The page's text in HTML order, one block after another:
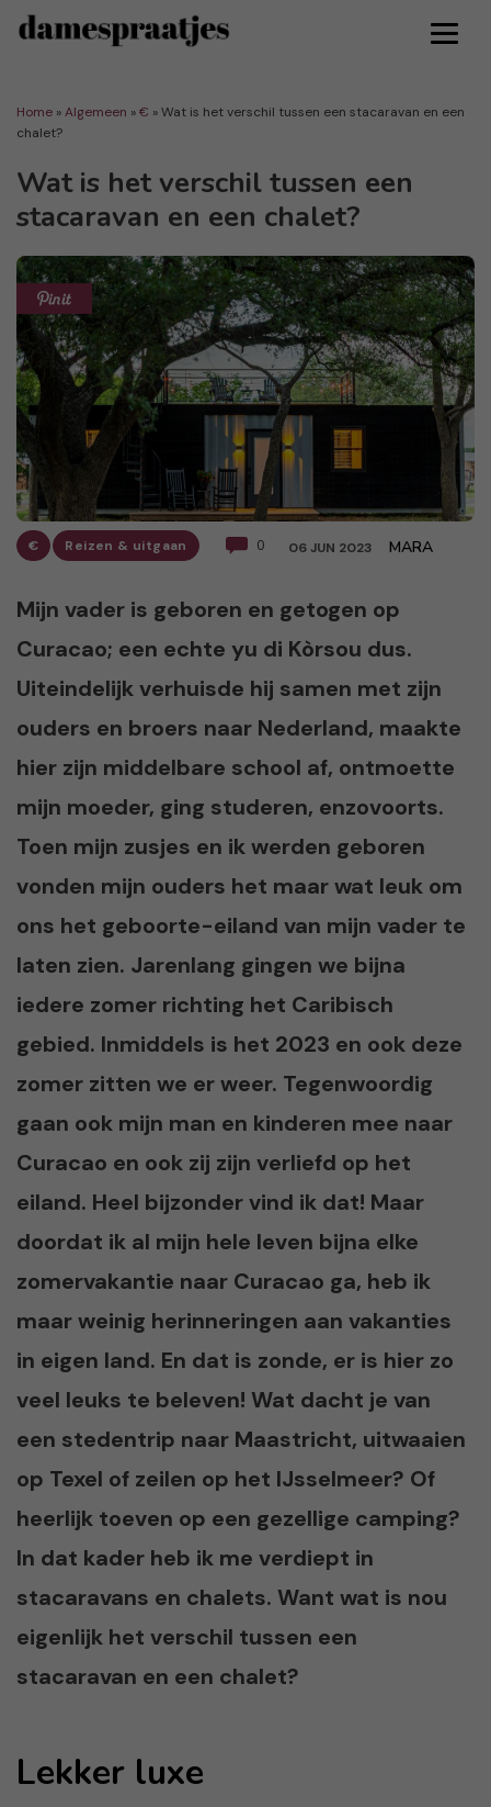
Home »Algemeen »€ »Wat is het verschil tussen een stacaravan en een
chalet?
Wat is het verschil tussen een
stacaravan en een chalet?
€ Reizen & uitgaan 0 06 JUN 2023 MARA
Mijn vader is geboren en getogen op
Curacao; een echte yu di Kòrsou dus.
Uiteindelijk verhuisde hij samen met zijn
ouders en broers naar Nederland, maakte
hier zijn middelbare school af, ontmoette
mijn moeder, ging studeren, enzovoorts.
Toen mijn zusjes en ik werden geboren
vonden mijn ouders het maar wat leuk om
ons het geboorte-eiland van mijn vader te
laten zien. Jarenlang gingen we bijna
iedere zomer richting het Caribisch
gebied. Inmiddels is het 2023 en ook deze
zomer zitten we er weer. Tegenwoordig
gaan ook mijn man en kinderen mee naar
Curacao en ook zij zijn verliefd op het
eiland. Heel bijzonder vind ik dat! Maar
doordat ik al mijn hele leven bijna elke
zomervakantie naar Curacao ga, heb ik
maar weinig herinneringen aan vakanties
in eigen land. En dat is zonde, er is hier zo
veel leuks te beleven! Wat dacht je van
een stedentrip naar Maastricht, uitwaaien
op Texel of zeilen op het IJsselmeer? Of
heerlijk toeven op een gezellige camping?
In dat kader heb ik me verdiept in
stacaravans en chalets. Want wat is nou
eigenlijk het verschil tussen een
stacaravan en een chalet?
Lekker luxe